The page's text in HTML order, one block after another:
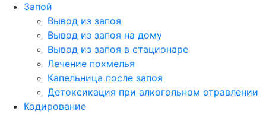
Запой
Вывод из запоя
Вывод из запоя на дому
Вывод из запоя в стационаре
Лечение похмелья
Капельница после запоя
Детоксикация при алкогольном отравлении
Кодирование